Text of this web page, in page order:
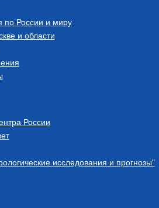
России и миру
и области
России
исследования и прогнозы"